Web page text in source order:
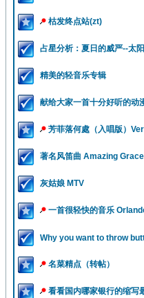
枯发终点站(zt)
占星分析：夏日的威严--太
精美的轻音乐专辑
献给大家一首十分好听的动
芳菲落何處（入唱版）
著名风笛曲 Amazing Grace
灰姑娘 MTV
一首很轻快的音乐
Why you want to throw
名菜精点（转帖）
看看国内哪家银行的缩写